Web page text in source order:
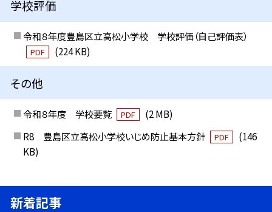
学校評価
令和８年度豊島区立高松小学校 学校評価（自己評価表）
PDF (224 KB)
その他
令和８年度 学校要覧 PDF
(2 MB)
R8 豊島区立高松小学校いじめ防止基本方針
PDF
(146
KB)
新着記事